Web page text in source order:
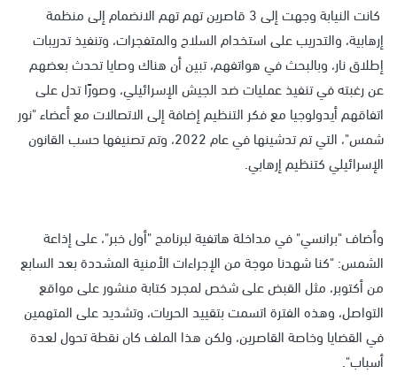
كانت النيابة وجهت إلى 3 قاصرين تهم تهم الانضمام إلى منظمة
إرهابية، والتدريب على استخدام السلاح والمتفجرات، وتنفيذ تدريبات
إطلاق نار، وبالبحث في هواتفهم، تبين أن هناك وصايا تحدث بعضهم
عن رغبته في تنفيذ عمليات ضد الجيش الإسرائيلي، وصورًا تدل على
اتفاقهم أيدولوجيا مع فكر التنظيم إضافة إلى الاتصالات مع أعضاء "نور
شمس"، التي تم تدشينها في عام 2022، وتم تصنيفها حسب القانون
الإسرائيلي كتنظيم إرهابي.
وأضاف "برانسي" في مداخلة هاتفية لبرنامج "أول خبر"، على إذاعة
الشمس: "كنا شهدنا موجة من الإجراءات الأمنية المشددة بعد السابع
من أكتوبر، مثل القبض على شخص لمجرد كتابة منشور على مواقع
التواصل، وهذه الفترة اتسمت بتقييد الحريات، وتشديد على المتهمين
في القضايا وخاصة القاصرين، ولكن هذا الملف كان نقطة تحول لعدة
أسباب".